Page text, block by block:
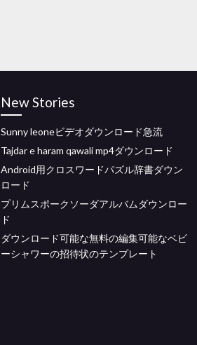
New Stories
Sunny leoneビデオダウンロード急流
Tajdar e haram qawali mp4ダウンロード
Android用クロスワードパズル辞書ダウン
ロード
プリムスポークソーダアルバムダウンロー
ド
ダウンロード可能な無料の編集可能なベビ
ーシャワーの招待状のテンプレート